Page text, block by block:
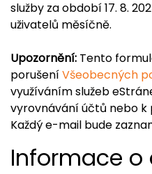
služby za období 17. 8.
uživatelů měsíčně.
Upozornění: Tento
porušeníVšeobecných
využíváním služeb
vyrovnávání účtů nebo k
Každý e-mail bude
Informace o